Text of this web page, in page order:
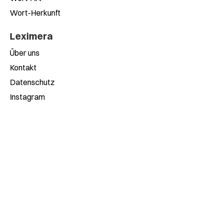
Wort-Herkunft
Leximera
Über uns
Kontakt
Datenschutz
Instagram